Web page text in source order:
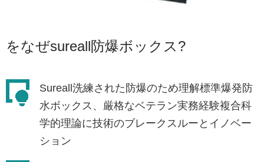
をなぜsureall防爆ボックス?
Sureall洗練された防爆のため理解標準爆発防
水ボックス、厳格なベテラン実務経験複合科
学的理論に技術のブレークスルーとイノベー
ション